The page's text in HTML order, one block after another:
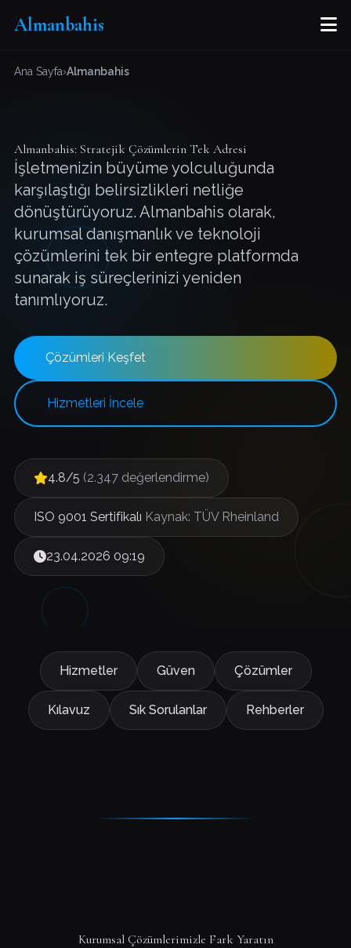
Almanbahis
Ana Sayfa›Almanbahis
Almanbahis: Stratejik Çözümlerin Tek Adresi
İşletmenizin büyüme yolculuğunda
karşılaştığı belirsizlikleri netliğe
dönüştürüyoruz. Almanbahis olarak,
kurumsal danışmanlık ve teknoloji
çözümlerini tek bir entegre platformda
sunarak iş süreçlerinizi yeniden
tanımlıyoruz.
Çözümleri Keşfet
Hizmetleri İncele
4.8/5 (2.347 değerlendirme)
ISO 9001 Sertifikalı Kaynak: TÜV Rheinland
23.04.2026 09:19
Hizmetler Güven Çözümler
Kılavuz Sık Sorulanlar Rehberler
Kurumsal Çözümlerimizle Fark Yaratın